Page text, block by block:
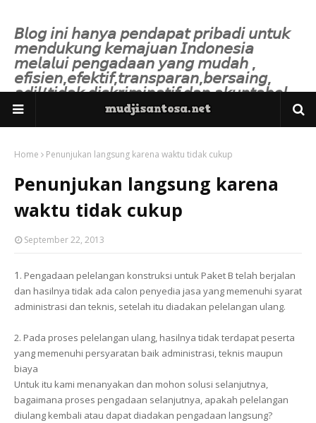
𝘉𝘭𝘰𝘨 𝘪𝘯𝘪 𝘩𝘢𝘯𝘺𝘢 𝘱𝘦𝘯𝘥𝘢𝘱𝘢𝘵 𝘱𝘳𝘪𝘣𝘢𝘥𝘪 𝘶𝘯𝘵𝘶𝘬
𝘮𝘦𝘯𝘥𝘶𝘬𝘶𝘯𝘨 𝘬𝘦𝘮𝘢𝘫𝘶𝘢𝘯 𝘐𝘯𝘥𝘰𝘯𝘦𝘴𝘪𝘢
𝘮𝘦𝘭𝘢𝘭𝘶𝘪 𝘱𝘦𝘯𝘨𝘢𝘥𝘢𝘢𝘯 𝘺𝘢𝘯𝘨 𝘮𝘶𝘥𝘢𝘩 ,
𝘦𝘧𝘪𝘴𝘪𝘦𝘯,𝘦𝘧𝘦𝘬𝘵𝘪𝘧,𝘵𝘳𝘢𝘯𝘴𝘱𝘢𝘳𝘢𝘯,𝘣𝘦𝘳𝘴𝘢𝘪𝘯𝘨,
𝘢𝘥𝘪𝘭/𝘵𝘪𝘥𝘢𝘬 𝘥𝘪𝘴𝘬𝘳𝘪𝘮𝘪𝘯𝘢𝘵𝘪𝘧 𝘥𝘢𝘯 𝘢𝘬𝘶𝘯𝘵𝘢𝘣𝘦𝘭.
Home Penunjukan langsung karena waktu tidak cukup
Penunjukan langsung karena
waktu tidak cukup
September 22, 2013
1 . Pengadaan pelelangan konstruksi untuk Paket B telah berjalan
dan hasilnya tidak ada calon penyedia jasa yang memenuhi syarat
administrasi dan teknis, setelah itu diadakan pelelangan ulang.
2. Pada proses pelelangan ulang, hasilnya tidak terdapat peserta
yang memenuhi persyaratan baik administrasi, teknis maupun
biaya
Untuk itu kami menanyakan dan mohon solusi selanjutnya,
bagaimana proses pengadaan selanjutnya, apakah pelelangan
diulang kembali atau dapat diadakan pengadaan langsung?